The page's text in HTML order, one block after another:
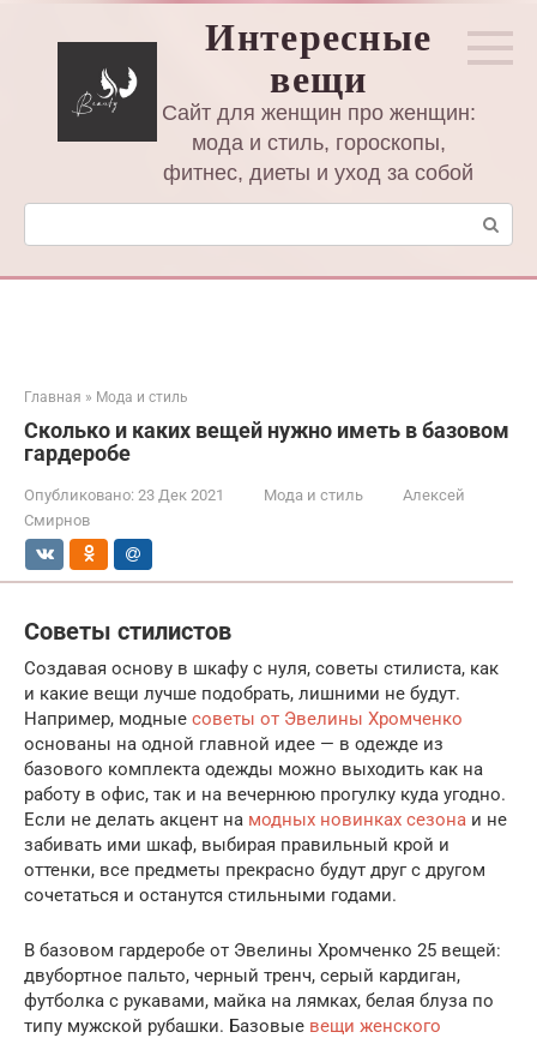
Интересные
вещи
Сайт для женщин про женщин:
мода и стиль, гороскопы,
фитнес, диеты и уход за собой
Поиск:
Главная » Мода и стиль
Сколько и каких вещей нужно иметь в базовом
гардеробе
Опубликовано: 23 Дек 2021 Мода и стиль
Алексей
Смирнов
Советы стилистов
Создавая основу в шкафу с нуля, советы стилиста, как
и какие вещи лучше подобрать, лишними не будут.
Например, модные советы от Эвелины Хромченко
основаны на одной главной идее — в одежде из
базового комплекта одежды можно выходить как на
работу в офис, так и на вечернюю прогулку куда угодно.
Если не делать акцент на модных новинках сезона и не
забивать ими шкаф, выбирая правильный крой и
оттенки, все предметы прекрасно будут друг с другом
сочетаться и останутся стильными годами.
В базовом гардеробе от Эвелины Хромченко 25 вещей:
двубортное пальто, черный тренч, серый кардиган,
футболка с рукавами, майка на лямках, белая блуза по
типу мужской рубашки. Базовые вещи женского